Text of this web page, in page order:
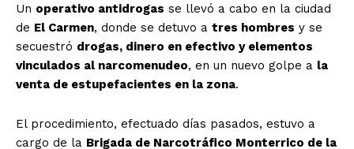
Un operativo antidrogas se llevó a cabo en la ciudad
de El Carmen, donde se detuvo a tres hombres y se
secuestró drogas, dinero en efectivo y elementos
vinculados al narcomenudeo, en un nuevo golpe a la
venta de estupefacientes en la zona.
El procedimiento, efectuado días pasados, estuvo a
cargo de la Brigada de Narcotráfico Monterrico de la